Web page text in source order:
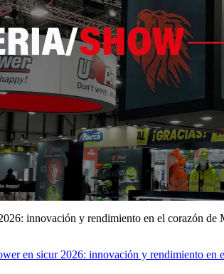
innovación y rendimiento en el corazón de
en sicur 2026: innovación y rendimiento en